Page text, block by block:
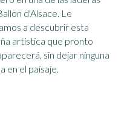
d'Alsace. Le
a descubrir esta
artística que pronto
sin dejar ninguna
en el paisaje.